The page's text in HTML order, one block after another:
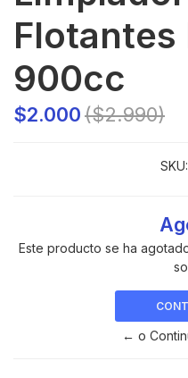
Flotantes
900cc
$2.000($2.990)
SKU:
Este producto se ha
← o